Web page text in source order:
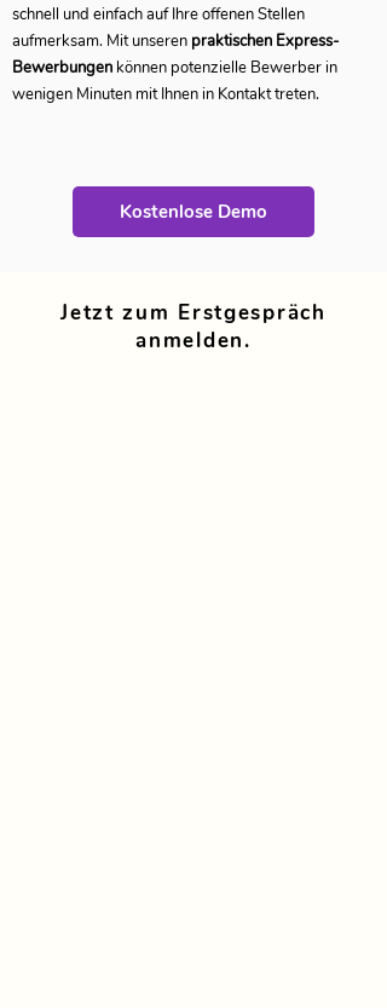
schnell und einfach auf Ihre offenen Stellen
aufmerksam. Mit unseren praktischen Express-
Bewerbungen können potenzielle Bewerber in
wenigen Minuten mit Ihnen in Kontakt treten.
Kostenlose Demo
Jetzt zum Erstgespräch
anmelden.